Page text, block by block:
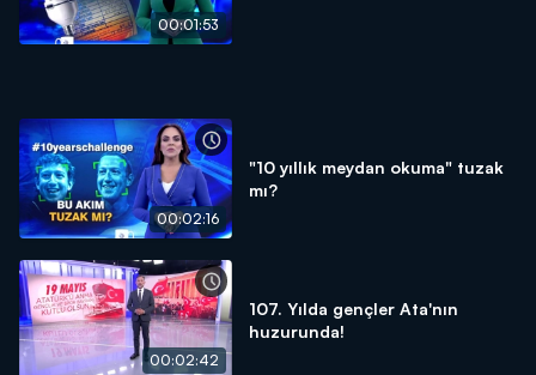
00:01:53
00:02:16
"10 yıllık meydan okuma" tuzak
mı?
00:02:42
107. Yılda gençler Ata'nın
huzurunda!